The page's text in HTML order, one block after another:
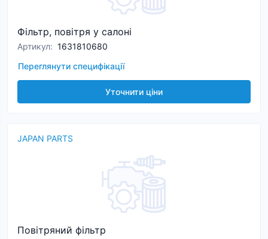
Фільтр, повітря у салоні
Артикул: 1631810680
Переглянути специфікації
Уточнити ціни
JAPAN PARTS
Повітряний фільтр